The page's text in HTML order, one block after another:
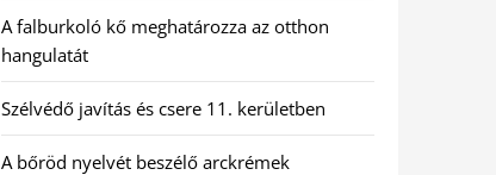
A falburkoló kő meghatározza az otthon
hangulatát
Szélvédő javítás és csere 11. kerületben
A bőröd nyelvét beszélő arckrémek